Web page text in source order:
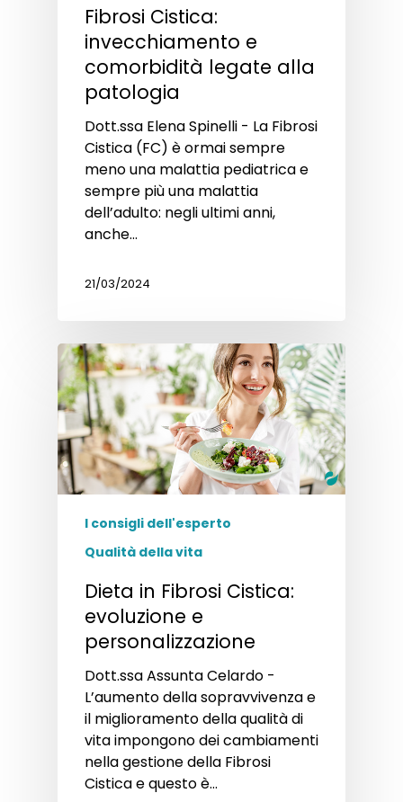
Fibrosi Cistica:
invecchiamento e
comorbidità legate alla
patologia
Dott.ssa Elena Spinelli - La Fibrosi
Cistica (FC) è ormai sempre
meno una malattia pediatrica e
sempre più una malattia
dell’adulto: negli ultimi anni,
anche…
21/03/2024
I consigli dell'esperto
Qualità della vita
Dieta in Fibrosi Cistica:
evoluzione e
personalizzazione
Dott.ssa Assunta Celardo -
L’aumento della sopravvivenza e
il miglioramento della qualità di
vita impongono dei cambiamenti
nella gestione della Fibrosi
Cistica e questo è…